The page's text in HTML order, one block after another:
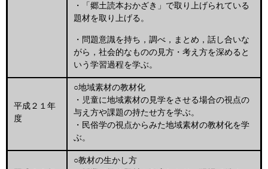
・「郷土読本おかざき」で取り上げられている
題材を取り上げる。
・問題意識を持ち，調べ，まとめ，話し合いな
がら，社会的なものの見方・考え方を深めると
いう学習過程を学ぶ。
平成２１年
度
○地域素材の教材化
・児童に地域素材の見学をさせる場合の視点の
与え方や課題の持たせ方を学ぶ。
・民俗学の視点からみた地域素材の教材化を学
ぶ。
○教材の生かし方